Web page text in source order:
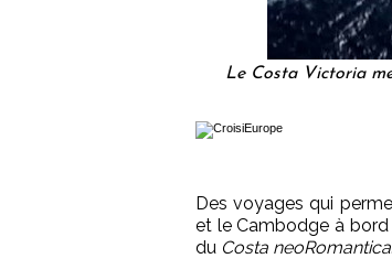
Le Costa Victoria
Des voyages qui
et le Cambodge à bord
du Costa neoRomantica.